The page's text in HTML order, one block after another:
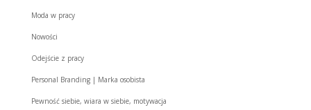
Moda w pracy
Nowości
Odejście z pracy
Personal Branding | Marka osobista
Pewność siebie, wiara w siebie, motywacja